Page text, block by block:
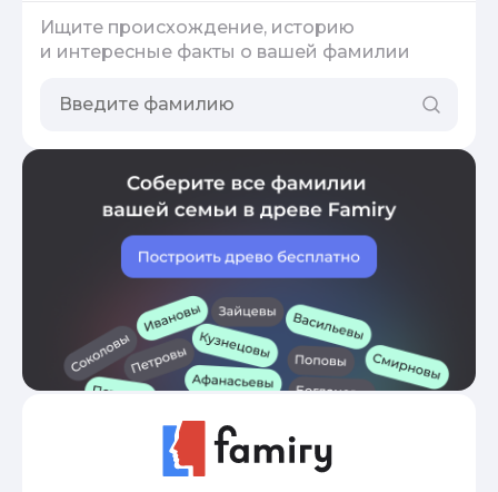
Ищите происхождение, историю
и интересные факты о вашей фамилии